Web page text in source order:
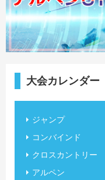
大会カレンダー
ジャンプ
コンバインド
クロスカントリー
アルペン